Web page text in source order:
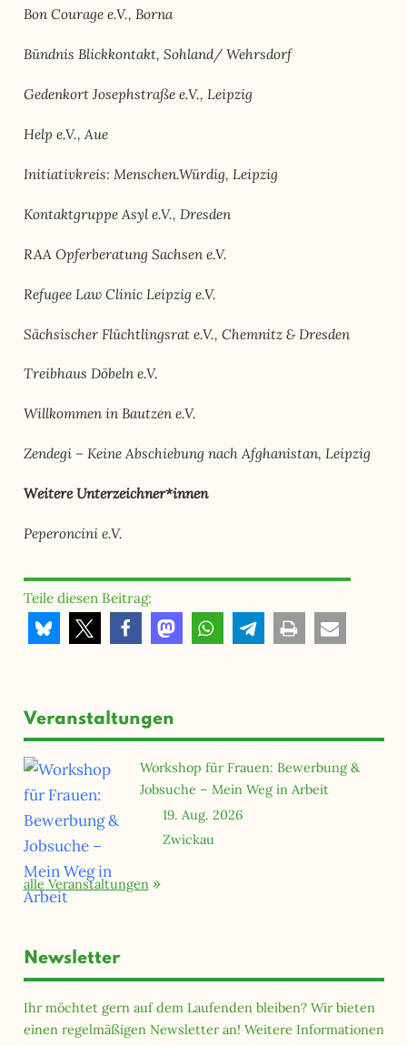
Bon Courage e.V., Borna
Bündnis Blickkontakt, Sohland/ Wehrsdorf
Gedenkort Josephstraße e.V., Leipzig
Help e.V., Aue
Initiativkreis: Menschen.Würdig, Leipzig
Kontaktgruppe Asyl e.V., Dresden
RAA Opferberatung Sachsen e.V.
Refugee Law Clinic Leipzig e.V.
Sächsischer Flüchtlingsrat e.V., Chemnitz & Dresden
Treibhaus Döbeln e.V.
Willkommen in Bautzen e.V.
Zendegi – Keine Abschiebung nach Afghanistan, Leipzig
Weitere Unterzeichner*innen
Peperoncini e.V.
Teile diesen Beitrag:
Veranstaltungen
Workshop für Frauen: Bewerbung &
Jobsuche – Mein Weg in Arbeit
19. Aug. 2026
Zwickau
alle Veranstaltungen
Newsletter
Ihr möchtet gern auf dem Laufenden bleiben? Wir bieten
einen regelmäßigen Newsletter an! Weitere Informationen